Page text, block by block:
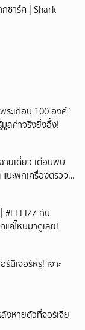
ชาร์ค | Shark
ระเกือบ 100 องค์”
ลค่าจริงยิ่งอึ้ง!
ายเดี่ยว เตือนพิษ
นะพกเครื่องตรวจ
| #FELIZZ กับ
แค่ไหนมาดูเลย!
นิเจอร์หรู! เจาะ
งหายตัวที่จอร์เจีย